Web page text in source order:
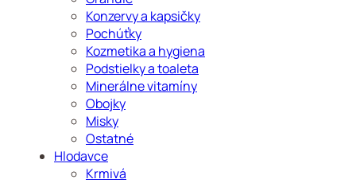
Konzervy a kapsičky
Pochúťky
Kozmetika a hygiena
Podstielky a toaleta
Minerálne vitamíny
Obojky
Misky
Ostatné
Hlodavce
Krmivá